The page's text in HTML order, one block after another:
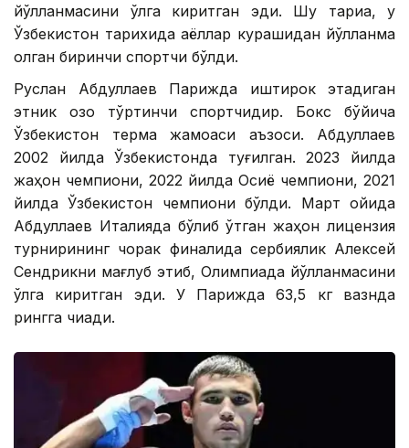
йўлланмасини қўлга киритган эди. Шу тариқа, у
Ўзбекистон тарихида аёллар курашидан йўлланма
олган биринчи спортчи бўлди.
Руслан Абдуллаев Парижда иштирок этадиган
этник қозоқ тўртинчи спортчидир. Бокс бўйича
Ўзбекистон терма жамоаси аъзоси. Абдуллаев
2002 йилда Ўзбекистонда туғилган. 2023 йилда
жаҳон чемпиони, 2022 йилда Осиё чемпиони, 2021
йилда Ўзбекистон чемпиони бўлди. Март ойида
Абдуллаев Италияда бўлиб ўтган жаҳон лицензия
турнирининг чорак финалида сербиялик Алексей
Cендрикни мағлуб этиб, Олимпиада йўлланмасини
қўлга киритган эди. У Парижда 63,5 кг вазнда
рингга чиқади.